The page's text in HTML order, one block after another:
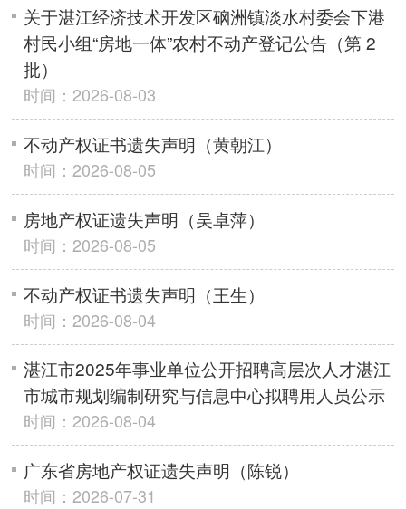
关于湛江经济技术开发区硇洲镇淡水村委会下港
村民小组“房地一体”农村不动产登记公告（第 2
批）
时间：2026-08-03
不动产权证书遗失声明（黄朝江）
时间：2026-08-05
房地产权证遗失声明（吴卓萍）
时间：2026-08-05
不动产权证书遗失声明（王生）
时间：2026-08-04
湛江市2025年事业单位公开招聘高层次人才湛江
市城市规划编制研究与信息中心拟聘用人员公示
时间：2026-08-04
广东省房地产权证遗失声明（陈锐）
时间：2026-07-31